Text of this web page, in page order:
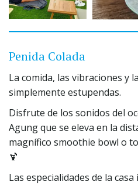
Penida Colada
La comida, las vibraciones y
simplemente estupendas.
Disfrute de los sonidos del
Agung que se eleva en la
magnífico smoothie bowl o
🍹
Las especialidades de la